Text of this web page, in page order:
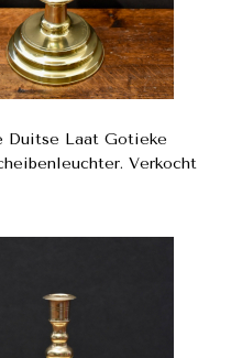
Duitse Laat Gotieke
Verkocht